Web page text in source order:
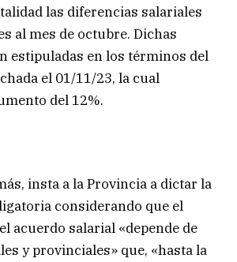
las diferencias salariales
al mes de octubre. Dichas
estipuladas en los términos del
el 01/11/23, la cual
del 12%.
insta a la Provincia a dictar la
considerando que el
acuerdo salarial «depende de
y provinciales» que, «hasta la